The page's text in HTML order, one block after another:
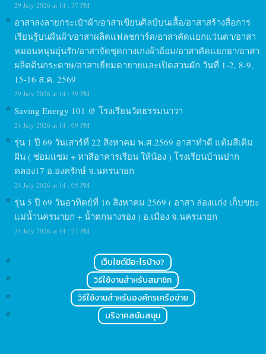
29 July 2026 at 14 : 37 PM
อาสาลงลายกระเป๋าผ้า/อาสาเขียนศิลป์บนเสื้อ/อาสาสร้างสื่อการ
เรียนรู้บนผืนผ้า/อาสาผลิตแฟลชการ์ด/อาสาคัดแยกแว่นตา/อาสา
หมอนหนุนอุ่นรัก/อาสาจัดชุดกางเกงผ้าอ้อม/อาสาคัดแยกยา/อาสา
ผลิตดินกระดาษ/อาสาเยี่ยมตายายและเปิดสวนผัก วันที่ 1-2, 8-9,
15-16 ส.ค. 2569
29 July 2026 at 14 : 39 PM
Saving Energy 101 @ โรงเรียนวัดธรรมนาวา
24 July 2026 at 14 : 09 PM
รุ่น 1 ปี 69 วันเสาร์ที่ 22 สิงหาคม พ.ศ.2569 อาสาทำดี แต้มสีเติม
ฝัน ( ซ่อมแซม + ทาสีอาคารเรียน ให้น้อง ) โรงเรียนบ้านปาก
คลอง17 อ.องครักษ์ จ.นครนายก
24 July 2026 at 14 : 05 PM
รุ่น 5 ปี 69 วันอาทิตย์ที่ 16 สิงหาคม 2569 ( อาสา ล่องแก่ง เก็บขยะ
แม่น้ำนครนายก + น้ำตกนางรอง ) อ.เมือง จ.นครนายก
24 July 2026 at 14 : 27 PM
เว็บไซต์มีอะไรบ้าง?
วิธีใช้งานสำหรับสมาชิก
วิธีใช้งานสำหรับองค์กรเครือข่าย
บริจาคสนับสนุน